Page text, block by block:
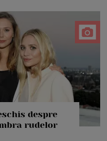
despre
rudelor